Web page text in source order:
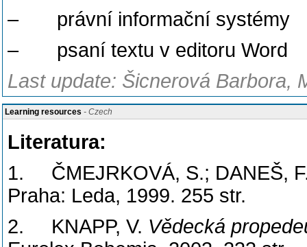
– právní informační systémy
– psaní textu v editoru Word
Last update: Šicnerová Barbora,
Learning resources - Czech
Literatura:
1. ČMEJRKOVÁ, S.; DANEŠ,
Praha: Leda, 1999. 255 str.
2. KNAPP, V. Vědecká